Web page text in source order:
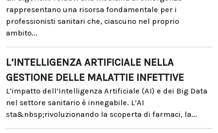
rappresentano una risorsa fondamentale per i
professionisti sanitari che, ciascuno nel proprio
ambito...
L’INTELLIGENZA ARTIFICIALE NELLA
GESTIONE DELLE MALATTIE INFETTIVE
L’impatto dell’Intelligenza Artificiale (AI) e dei Big Data
nel settore sanitario è innegabile. L’AI
sta&nbsp;rivoluzionando la scoperta di farmaci, la...